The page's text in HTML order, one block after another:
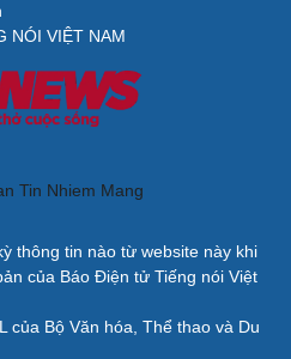
NÓI VIỆT NAM
thông tin nào từ website này khi
của Báo Điện tử Tiếng nói Việt
của Bộ Văn hóa, Thể thao và Du